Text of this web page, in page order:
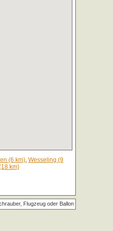
(6 km), Wesseling (9
km)
Flugzeug oder Ballon